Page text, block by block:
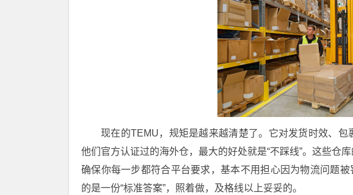
现在的TEMU，规矩是越来越清楚了。它对发货时效、包
他们官方认证过的海外仓，最大的好处就是“不踩线”。这些仓
确保你每一步都符合平台要求，基本不用担心因为物流问题
的是一份“标准答案”，照着做，及格线以上妥妥的。